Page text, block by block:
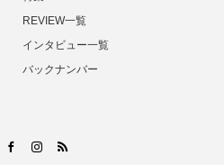
REVIEW一覧
インタビュー一覧
バックナンバー
TwitterFacebookInstagram